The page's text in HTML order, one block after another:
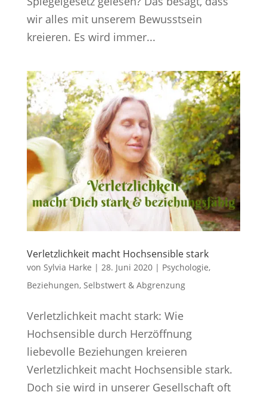
wir alles mit unserem Bewusstsein
kreieren. Es wird immer...
Verletzlichkeit macht Hochsensible stark
von Sylvia Harke | 28. Juni 2020| Psychologie,
Beziehungen, Selbstwert & Abgrenzung
Verletzlichkeit macht stark: Wie
Hochsensible durch Herzöffnung
liebevolle Beziehungen kreieren
Verletzlichkeit macht Hochsensible stark.
Doch sie wird in unserer Gesellschaft oft